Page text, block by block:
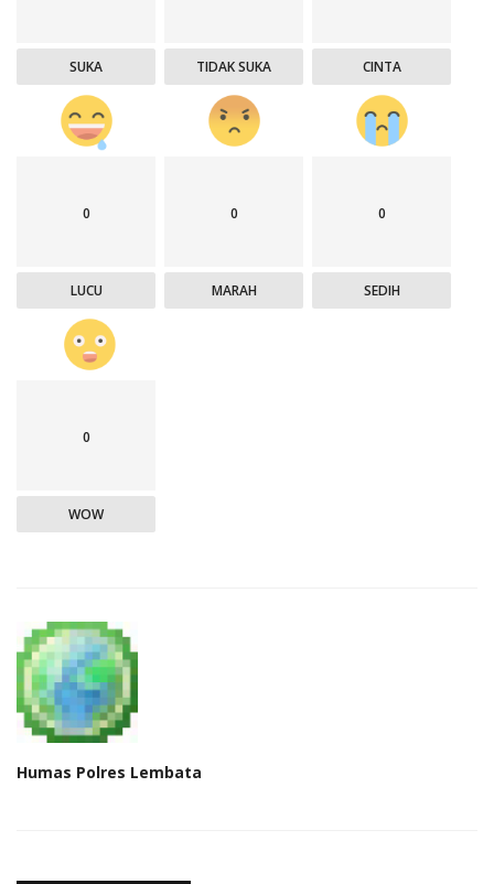
SUKA TIDAK SUKA CINTA
0
LUCU
0
MARAH
0
SEDIH
0
WOW
Humas Polres Lembata